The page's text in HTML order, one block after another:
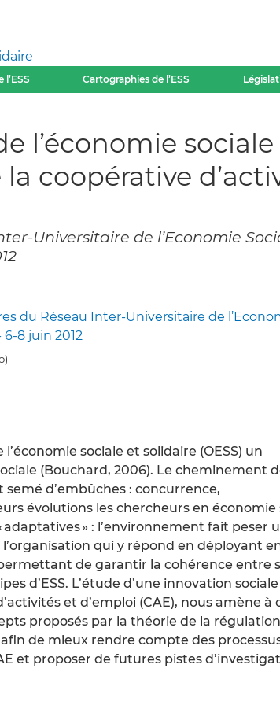
l’ESS Cartographies de l’ESS
l’économie
coopérative
Universitaire de l’Economie
du Réseau Inter-Universitaire de
6-8 juin 2012
sociale et solidaire (OESS) un
(Bouchard, 2006). Le cheminement
d’embûches : concurrence,
évolutions les chercheurs en économie
» : l’environnement fait peser
qui y répond en déployant
de garantir la cohérence entre
d’ESS. L’étude d’une innovation sociale
et d’emploi (CAE), nous amène à
proposés par la théorie de la
de mieux rendre compte des
et proposer de futures pistes